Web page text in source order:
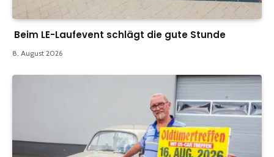
Beim LE-Laufevent schlägt die gute Stunde
8. August 2026